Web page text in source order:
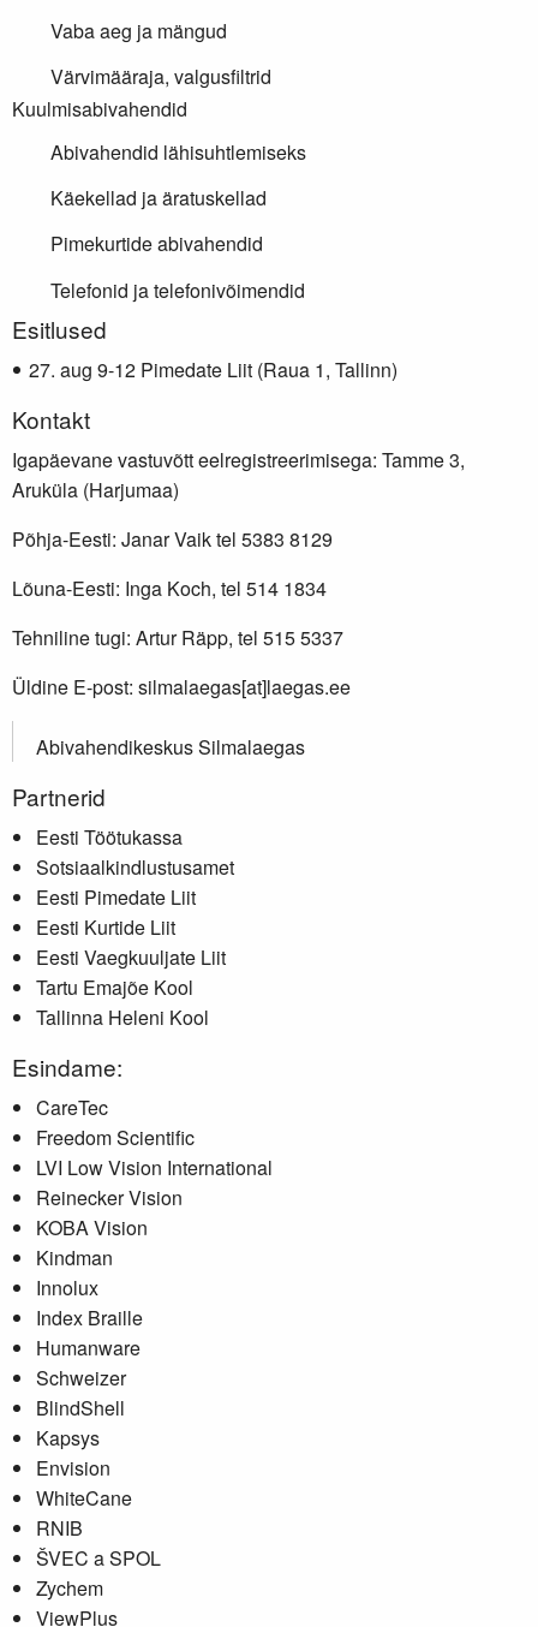
Vaba aeg ja mängud
Värvimääraja, valgusfiltrid
Kuulmisabivahendid
Abivahendid lähisuhtlemiseks
Käekellad ja äratuskellad
Pimekurtide abivahendid
Telefonid ja telefonivõimendid
Lisainfo
Esitlused
aug 9-12 Pimedate Liit (Raua 1, Tallinn)
Kontakt
Igapäevane vastuvõtt eelregistreerimisega: Tamme 3,
Aruküla (Harjumaa)
Põhja-Eesti: Janar Vaik tel 5383 8129
Lõuna-Eesti: Inga Koch, tel 514 1834
Tehniline tugi: Artur Räpp, tel 515 5337
Üldine E-post: silmalaegas[at]laegas.ee
Abivahendikeskus Silmalaegas
Partnerid
Eesti Töötukassa
Sotsiaalkindlustusamet
Eesti Pimedate Liit
Eesti Kurtide Liit
Eesti Vaegkuuljate Liit
Tartu Emajõe Kool
Tallinna Heleni Kool
Esindame:
CareTec
Freedom Scientific
LVI Low Vision International
Reinecker Vision
KOBA Vision
Kindman
Innolux
Index Braille
Humanware
Schweizer
BlindShell
Kapsys
Envision
WhiteCane
RNIB
ŠVEC a SPOL
Zychem
ViewPlus